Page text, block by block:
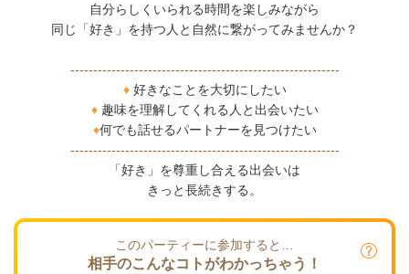
自分らしくいられる時間を楽しみながら
同じ「好き」を持つ人と自然に繋がってみませんか？
-----------------------------------------------------------
♦ 好きなことを大切にしたい
♦ 趣味を理解してくれる人と出会いたい
♦何でも話せるパートナーを見つけたい
-----------------------------------------------------------
「好き」を尊重し合える出会いは
きっと長続きする。
このパーティーに参加すると…
相手のこんなコトがわかっちゃう！